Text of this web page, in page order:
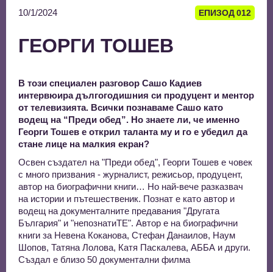
10/1/2024 ЕПИЗОД012
ГЕОРГИ ТОШЕВ
В този специален разговор Сашо Кадиев
интервюира дългогодишния си продуцент и ментор
от телевизията. Всички познаваме Сашо като
водещ на “Преди обед”. Но знаете ли, че именно
Георги Тошев е открил таланта му и го е убедил да
стане лице на малкия екран?
Освен създател на "Преди обед", Георги Тошев е човек
с много призвания - журналист, режисьор, продуцент,
автор на биографични книги… Но най-вече разказвач
на истории и пътешественик. Познат е като автор и
водещ на документалните предавания "Другата
България" и "непознатиТЕ". Автор е на биографични
книги за Невена Коканова, Стефан Данаилов, Наум
Шопов, Татяна Лолова, Катя Паскалева, АББА и други.
Създал е близо 50 документални филма